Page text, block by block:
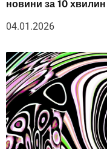
новини за 10 хвилин
04.01.2026